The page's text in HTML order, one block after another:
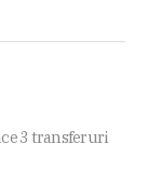
3 transferuri